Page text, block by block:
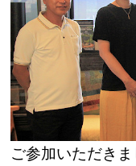
ご参加いただき